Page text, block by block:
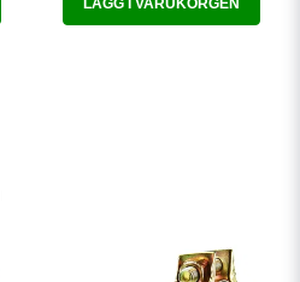
LÄGG I VARUKORGEN